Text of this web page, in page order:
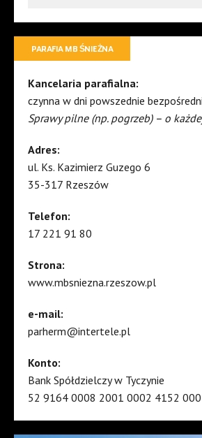
PARAFIA MB ŚNIEŻNA
Kancelaria parafialna:
czynna w dni powszednie
Sprawy pilne (np. pogrzeb) – o
Adres:
ul. Ks. Kazimierz Guzego 6
35-317 Rzeszów
Telefon:
17 221 91 80
Strona:
www.mbsniezna.rzeszow.pl
e-mail:
parherm@intertele.pl
Konto:
Bank Spółdzielczy w Tyczynie
52 9164 0008 2001 0002 4152